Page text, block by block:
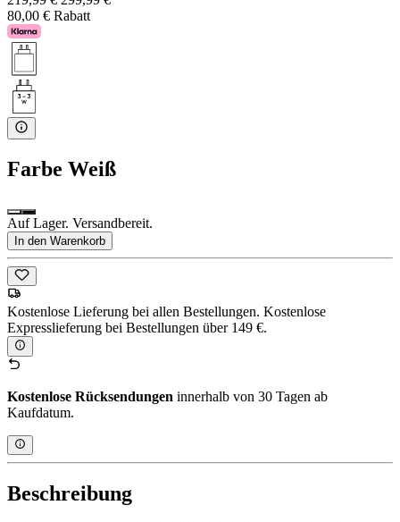
80,00 € Rabatt
Farbe Weiß
Auf Lager. Versandbereit.
In den Warenkorb
Kostenlose Lieferung bei allen Bestellungen. Kostenlose
Expresslieferung bei Bestellungen über 149 €.
Kostenlose Rücksendungen innerhalb von 30 Tagen ab
Kaufdatum.
Beschreibung